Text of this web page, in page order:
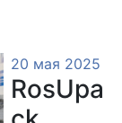
20 мая 2025
RosUpa